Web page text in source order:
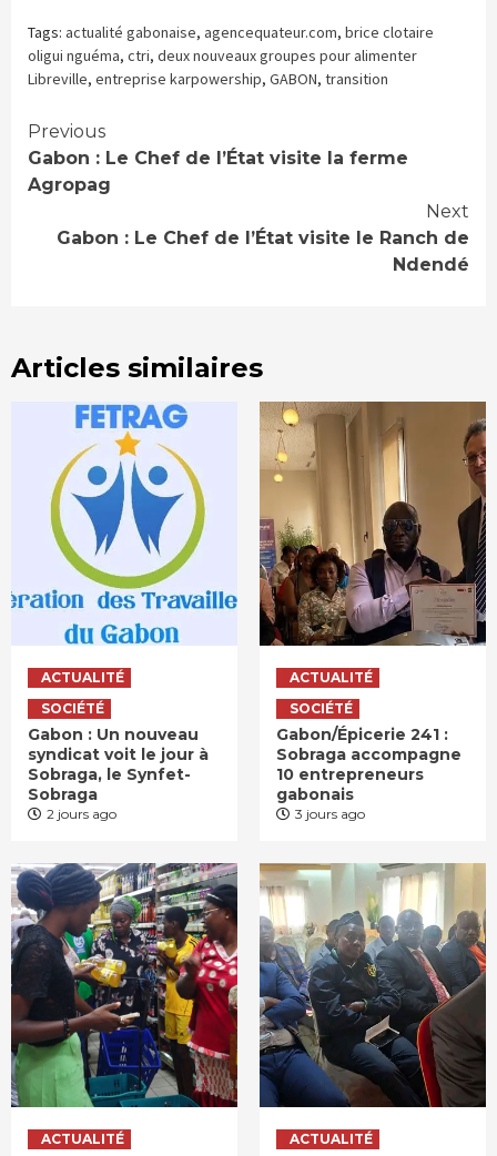
dans
une
nouvelle
fenêtre)
dans
une
nouvelle
fenêtre)
(ouvre
dans
une
nouvelle
fenêtre)
Tags: actualité gabonaise, agencequateur.com, brice clotaire
oligui nguéma, ctri, deux nouveaux groupes pour alimenter
Libreville, entreprise karpowership, GABON, transition
Continue
Reading
Previous
Gabon : Le Chef de l’État visite la ferme
Agropag
Next
Gabon : Le Chef de l’État visite le Ranch de
Ndendé
Articles similaires
ACTUALITÉ
SOCIÉTÉ
Gabon : Un nouveau
syndicat voit le jour à
Sobraga, le Synfet-
Sobraga
2 jours ago
ACTUALITÉ
SOCIÉTÉ
Gabon/Épicerie 241 :
Sobraga accompagne
10 entrepreneurs
gabonais
3 jours ago
ACTUALITÉ ACTUALITÉ